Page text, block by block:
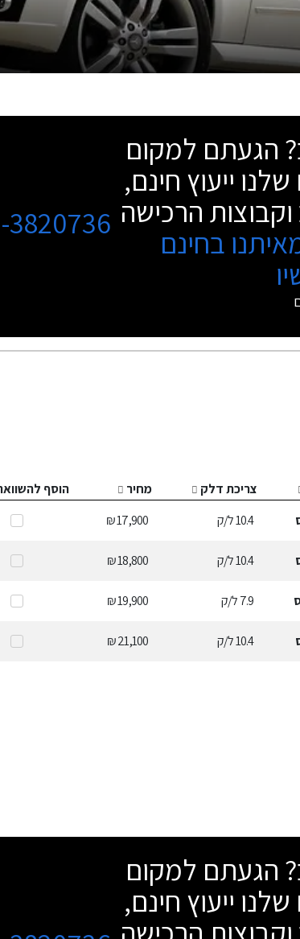
הגעתם למקום
ייעוץ חינם,
הרכישה
בחינם
3820736
צריכת דלק מחיר
הוסף
10.4ל/ק 17,900 ₪
10.4ל/ק 18,800 ₪
7.9ל/ק 19,900 ₪
10.4ל/ק 21,100 ₪
הגעתם למקום
ייעוץ חינם,